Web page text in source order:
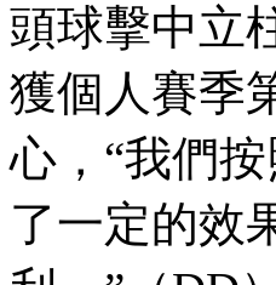
頭球擊中立柱
獲個人賽季第
心，“我
了一定的效